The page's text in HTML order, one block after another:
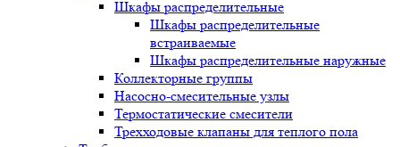
Шкафы распределительные
Шкафы распределительные
встраиваемые
Шкафы распределительные наружные
Коллекторные группы
Насосно-смесительные узлы
Термостатические смесители
Трехходовые клапаны для теплого пола